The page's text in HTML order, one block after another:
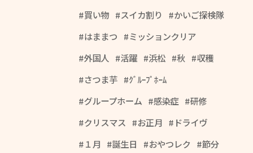
買い物
スイカ割り
かいご探検隊
はままつ
ミッションクリア
外国人
活躍 浜松 秋
収穫
さつま芋
ｸﾞﾙｰﾌﾟﾎｰﾑ
グループホーム
感染症
研修
クリスマス
お正月
ドライヴ
１月
誕生日 おやつレク 節分